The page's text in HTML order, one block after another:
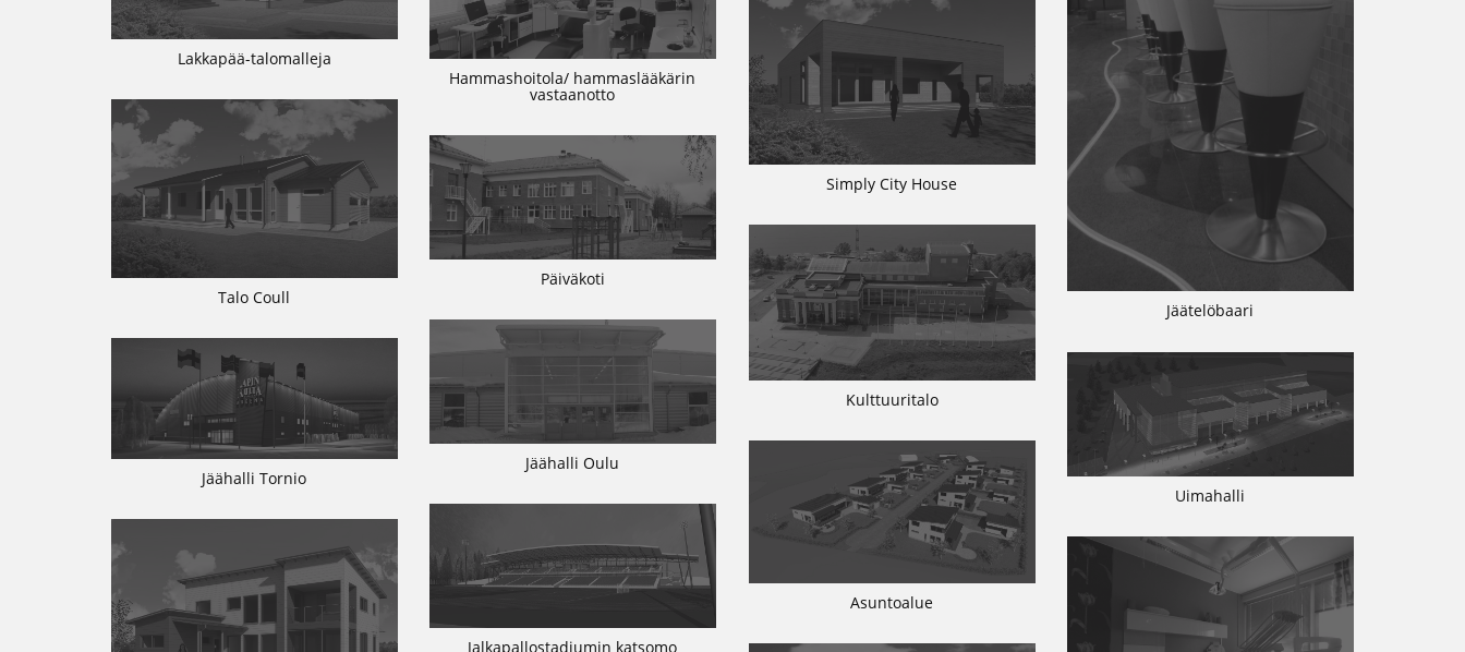
Lakkapää-talomalleja
Jäätelöbaari
Hammashoitola/ hammaslääkärin
vastaanotto
Simply City House
Talo Coull
Päiväkoti
Kulttuuritalo
Jäähalli Oulu
Jäähalli Tornio
Uimahalli
Asuntoalue
Jalkapallostadiumin katsomo